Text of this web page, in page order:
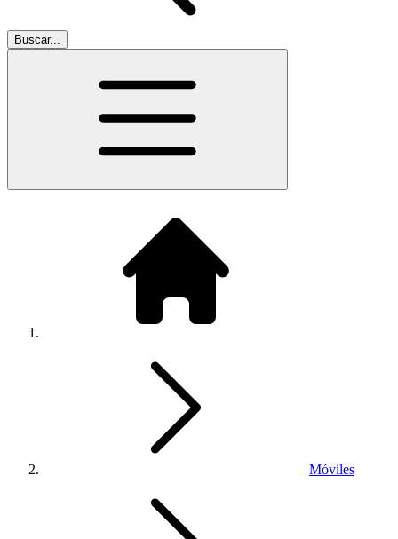
Buscar...
Móviles